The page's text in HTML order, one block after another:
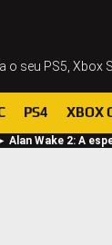
o seu PS5, Xbox
PS4 XBOX
Alan Wake 2: A